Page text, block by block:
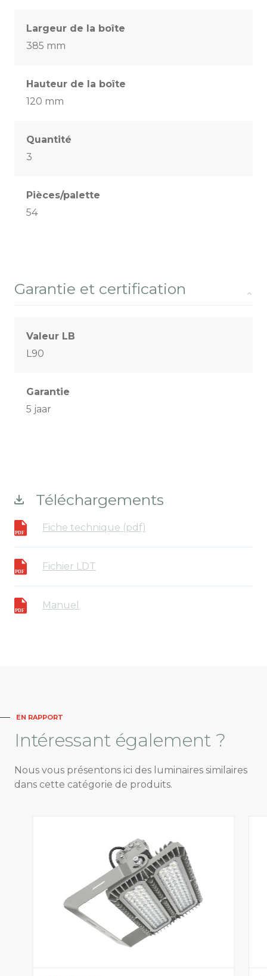
Largeur de la boîte
385 mm
Hauteur de la boîte
120 mm
Quantité
3
Pièces/palette
54
Garantie et certification
Valeur LB
L90
Garantie
5 jaar
Téléchargements
Fiche technique (pdf)
Fichier LDT
Manuel
EN RAPPORT
Intéressant également ?
Nous vous présentons ici des luminaires similaires
dans cette catégorie de produits.